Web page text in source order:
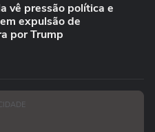
vê pressão política e
expulsão de
por Trump